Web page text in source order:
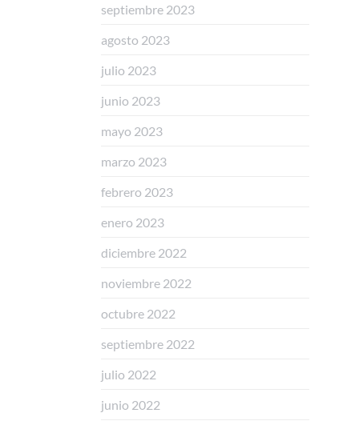
septiembre 2023
agosto 2023
julio 2023
junio 2023
mayo 2023
marzo 2023
febrero 2023
enero 2023
diciembre 2022
noviembre 2022
octubre 2022
septiembre 2022
julio 2022
junio 2022